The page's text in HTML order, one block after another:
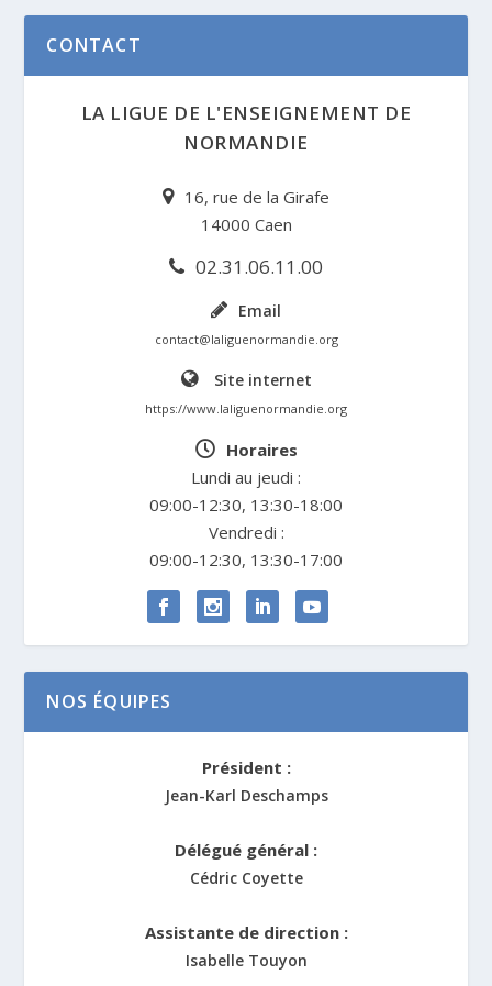
CONTACT
LA LIGUE DE L'ENSEIGNEMENT DE
NORMANDIE
16, rue de la Girafe
14000 Caen
02.31.06.11.00
Email
contact@laliguenormandie.org
Site internet
https://www.laliguenormandie.org
Horaires
Lundi au jeudi :
09:00-12:30, 13:30-18:00
Vendredi :
09:00-12:30, 13:30-17:00
NOS ÉQUIPES
Président :
Jean-Karl Deschamps
Délégué général :
Cédric Coyette
Assistante de direction :
Isabelle Touyon